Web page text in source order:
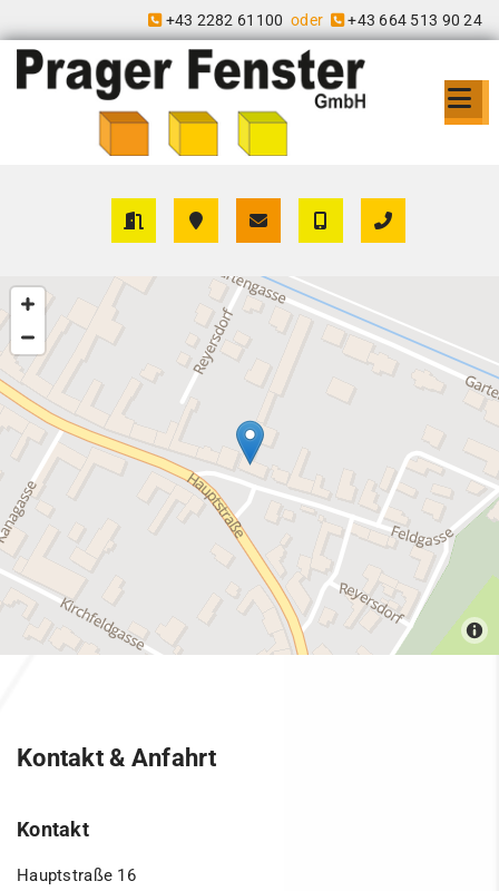
 +43 2282 61100 oder  +43 664 513 90 24
Kontakt & Anfahrt
Kontakt
Hauptstraße 16